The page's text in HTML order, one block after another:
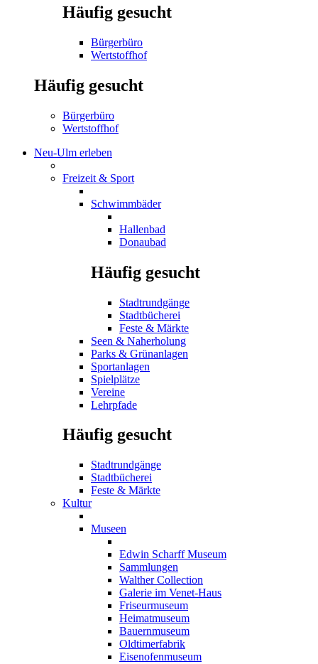
Häufig gesucht
Bürgerbüro
Wertstoffhof
Häufig gesucht
Bürgerbüro
Wertstoffhof
Neu-Ulm erleben
Freizeit & Sport
Schwimmbäder
Hallenbad
Donaubad
Häufig gesucht
Stadtrundgänge
Stadtbücherei
Feste & Märkte
Seen & Naherholung
Parks & Grünanlagen
Sportanlagen
Spielplätze
Vereine
Lehrpfade
Häufig gesucht
Stadtrundgänge
Stadtbücherei
Feste & Märkte
Kultur
Museen
Edwin Scharff Museum
Sammlungen
Walther Collection
Galerie im Venet-Haus
Friseurmuseum
Heimatmuseum
Bauernmuseum
Oldtimerfabrik
Eisenofenmuseum